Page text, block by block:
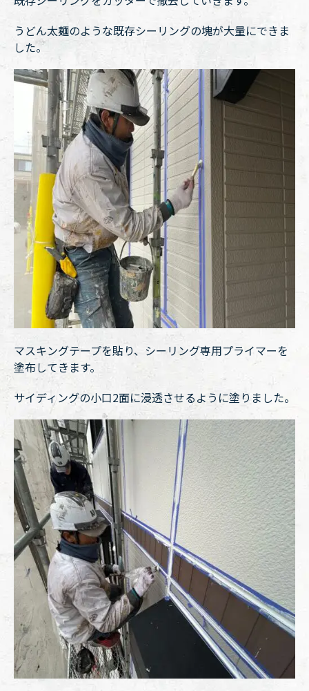
うどん太麺のような既存シーリングの塊が大量にできま
した。
マスキングテープを貼り、シーリング専用プライマーを
塗布してきます。
サイディングの小口2面に浸透させるように塗りました。